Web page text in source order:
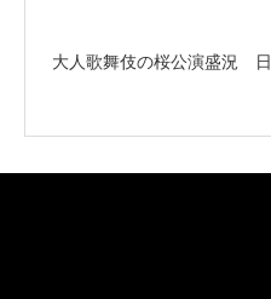
大人歌舞伎の桜公演盛況